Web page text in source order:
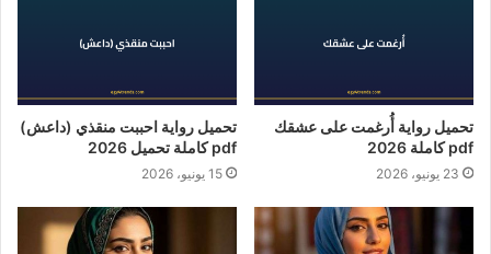
تحميل رواية أُرغمت على عشقك
pdf كاملة 2026
23 يونيو، 2026
تحميل رواية احببت منقذي (داعش)
pdf كاملة تحميل 2026
15 يونيو، 2026